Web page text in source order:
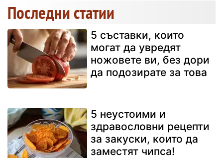
Последни статии
5 съставки, които
могат да увредят
ножовете ви, без дори
да подозирате за това
5 неустоими и
здравословни рецепти
за закуски, които да
заместят чипса!